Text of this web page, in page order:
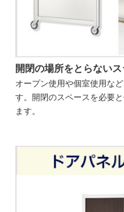
開閉の場所をとらない
オープン使用や個室使用な
す。開閉のスペースを必要
ます。